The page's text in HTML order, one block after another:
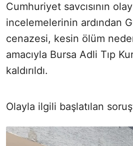
Cumhuriyet savcısının
incelemelerinin ardından
cenazesi, kesin ölüm
amacıyla Bursa Adli Tıp
kaldırıldı.
Olayla ilgili başlatılan